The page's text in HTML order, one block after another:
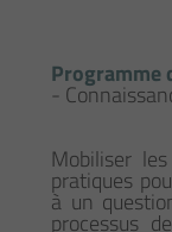
Programme
-
Mobiliser
pratiques
à un
processus